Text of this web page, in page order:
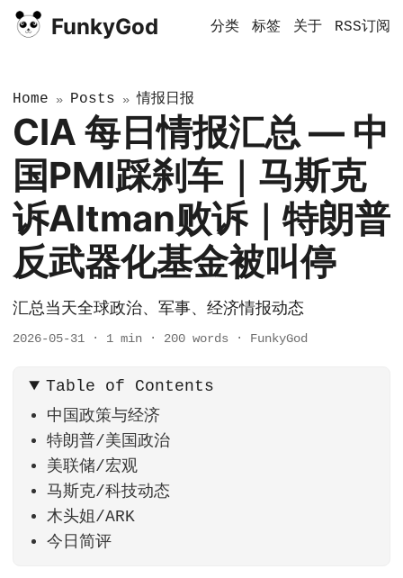
FunkyGod 分类 标签 关于 RSS订阅
Home » Posts »情报日报
CIA 每日情报汇总 — 中
国PMI踩刹车｜马斯克
诉Altman败诉｜特朗普
反武器化基金被叫停
汇总当天全球政治、军事、经济情报动态
2026-05-31 · 1 min · 200 words · FunkyGod
Table of Contents
中国政策与经济
特朗普/美国政治
美联储/宏观
马斯克/科技动态
木头姐/ARK
今日简评